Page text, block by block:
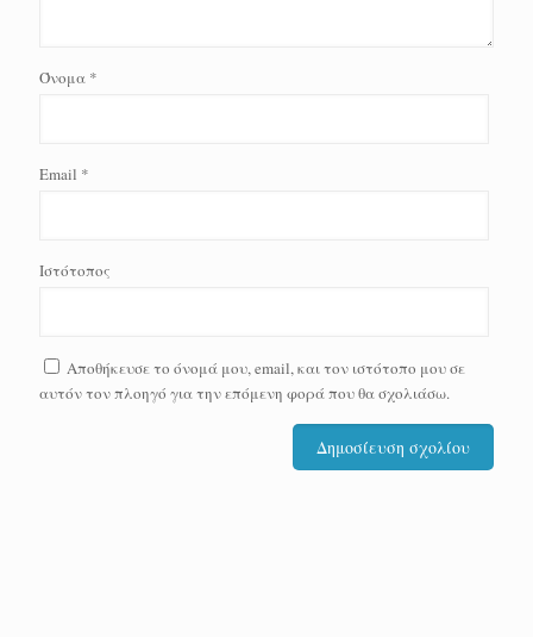
Όνομα *
Email *
Ιστότοπος
Αποθήκευσε το όνομά μου, email, και τον ιστότοπο μου σε
αυτόν τον πλοηγό για την επόμενη φορά που θα σχολιάσω.